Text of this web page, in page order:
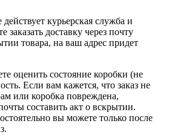
курьерская служба и
доставку через почту
товара, на ваш адрес придет
оценить состояние коробки (не
Если вам кажется, что заказ не
или коробка повреждена,
составить акт о вскрытии.
вы можете только после